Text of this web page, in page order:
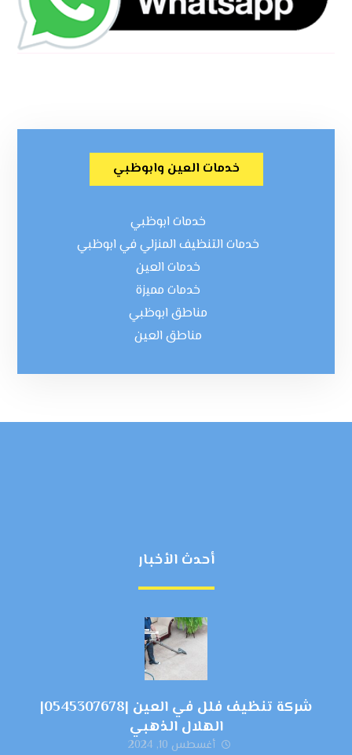
خدمات العين وابوظبي
خدمات ابوظبي
خدمات التنظيف المنزلي في ابوظبي
خدمات العين
خدمات مميزة
مناطق ابوظبي
مناطق العين
أحدث الأخبار
شركة تنظيف فلل في العين |0545307678|
الهلال الذهبي
أغسطس 10, 2024